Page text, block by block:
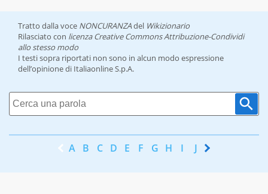
Tratto dalla voce NONCURANZAdel Wikizionario
Rilasciato con licenza Creative Commons Attribuzione-Condividi
allo stesso modo
I testi sopra riportati non sono in alcun modo espressione
dell’opinione di Italiaonline S.p.A.
A B C D E F G H I J K